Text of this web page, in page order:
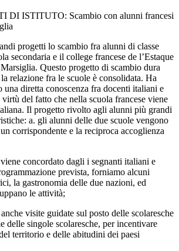
DI ISTITUTO: Scambio con alunni francesi
progetti lo scambio fra alunni di classe
secondaria e il college francese de l’Estaque
Questo progetto di scambio dura
relazione fra le scuole è consolidata. Ha
una diretta conoscenza fra docenti italiani e
del fatto che nella scuola francese viene
Il progetto rivolto agli alunni più grandi
a. gli alunni delle due scuole vengono
corrispondente e la reciproca accoglienza
concordato dagli i segnanti italiani e
prevista, forniamo alcuni
la gastronomia delle due nazioni, ed
le attività;
visite guidate sul posto delle scolaresche
delle singole scolaresche, per incentivare
territorio e delle abitudini dei paesi